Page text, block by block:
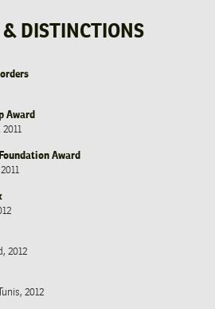
& DISTINCTIONS
Award
Award
2012
2012